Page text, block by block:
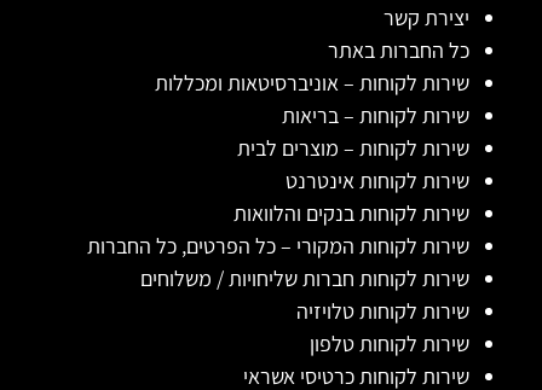
יצירת קשר
כל החברות באתר
שירות לקוחות – אוניברסיטאות ומכללות
שירות לקוחות – בריאות
שירות לקוחות – מוצרים לבית
שירות לקוחות אינטרנט
שירות לקוחות בנקים והלוואות
שירות לקוחות המקורי – כל הפרטים, כל החברות
שירות לקוחות חברות שליחויות / משלוחים
שירות לקוחות טלויזיה
שירות לקוחות טלפון
שירות לקוחות כרטיסי אשראי